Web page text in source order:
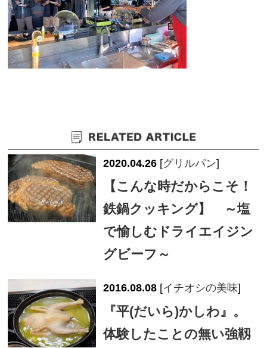
2020.04.26 [グリルパン]
【こんな時だからこそ！
鉄鍋クッキング】 ～塩
で愉しむドライエイジン
グビーフ～
2016.08.08 [イチオシの美味]
『平(だいら)かしわ』。
体験したことの無い強靱